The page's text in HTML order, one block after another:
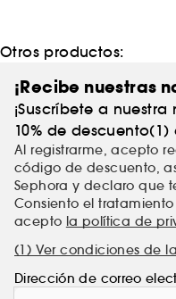
Otros productos:
¡Recibe nuestras
¡Suscríbete a
10% de
Al registrarme, acepto
código de descuento,
Sephora y declaro que
Consiento el
acepto la política de
(1) Ver condiciones de
Dirección de correo